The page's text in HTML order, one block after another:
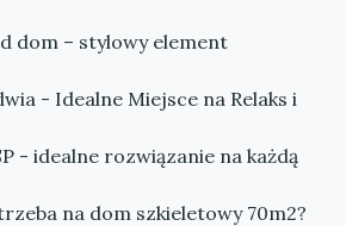
dom – stylowy element
- Idealne Miejsce na Relaks i
- idealne rozwiązanie na każdą
na dom szkieletowy 70m2?